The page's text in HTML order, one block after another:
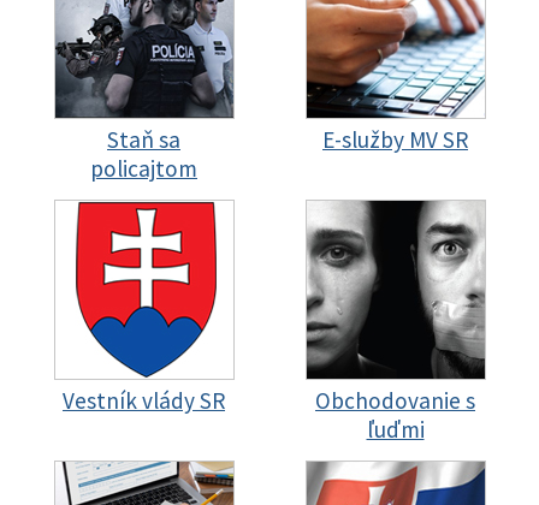
Staň sa
policajtom
E-služby MV SR
Vestník vlády SR
Obchodovanie s
ľuďmi